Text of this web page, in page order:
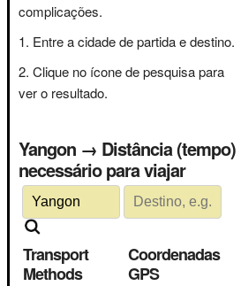
complicações.
Entre a cidade de partida e destino.
Clique no ícone de pesquisa para
ver o resultado.
Yangon → Distância (tempo)
necessário para viajar
Transport
Methods
Coordenadas
GPS